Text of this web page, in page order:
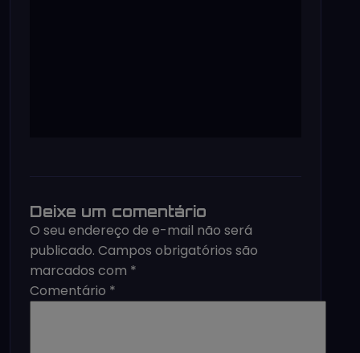
Deixe um comentário
O seu endereço de e-mail não será
publicado. Campos obrigatórios são
marcados com *
Comentário *